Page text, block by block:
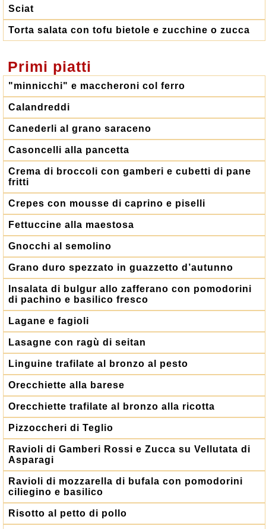
Sciat
Torta salata con tofu bietole e zucchine o zucca
Primi piatti
"minnicchi" e maccheroni col ferro
Calandreddi
Canederli al grano saraceno
Casoncelli alla pancetta
Crema di broccoli con gamberi e cubetti di pane
fritti
Crepes con mousse di caprino e piselli
Fettuccine alla maestosa
Gnocchi al semolino
Grano duro spezzato in guazzetto d’autunno
Insalata di bulgur allo zafferano con pomodorini
di pachino e basilico fresco
Lagane e fagioli
Lasagne con ragù di seitan
Linguine trafilate al bronzo al pesto
Orecchiette alla barese
Orecchiette trafilate al bronzo alla ricotta
Pizzoccheri di Teglio
Ravioli di Gamberi Rossi e Zucca su Vellutata di
Asparagi
Ravioli di mozzarella di bufala con pomodorini
ciliegino e basilico
Risotto al petto di pollo